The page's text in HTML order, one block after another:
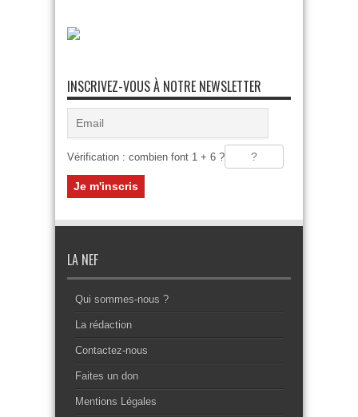
INSCRIVEZ-VOUS À NOTRE NEWSLETTER
Vérification : combien font 1 + 6 ?
LA NEF
Qui sommes-nous ?
La rédaction
Contactez-nous
Faites un don
Mentions Légales